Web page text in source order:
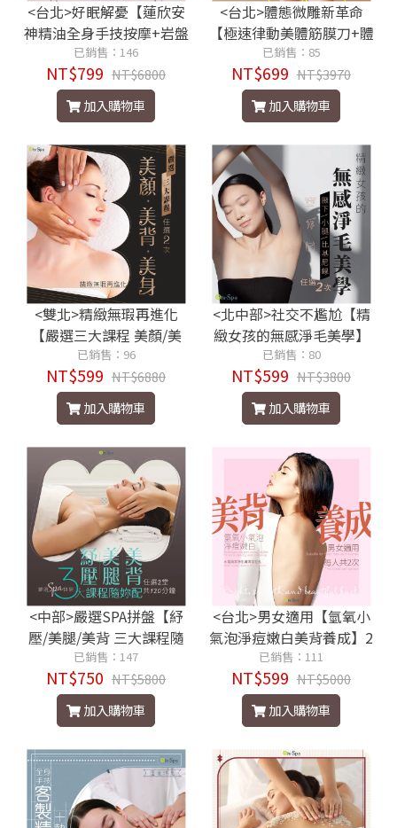
<台北>好眠解憂【蓮欣安
神精油全身手技按摩+岩盤
爆汗】130分鐘799元
已銷售：146
NT$799 NT$6800
加入購物車
<台北>體態微雕新革命
【極速律動美體筋膜刀+體
雕小熨斗】100分鐘699元
已銷售：85
NT$699 NT$3970
加入購物車
<雙北>精緻無瑕再進化
【嚴選三大課程 美顏/美
背/美身】任選2次599元
已銷售：96
NT$599 NT$6880
加入購物車
<北中部>社交不尷尬【精
緻女孩的無感淨毛美學】
腋下/比基尼線/小腿，任選
2次599元
已銷售：80
NT$599 NT$3800
加入購物車
<中部>嚴選SPA拼盤【紓
壓/美腿/美背 三大課程隨
妳配】任選2堂共120分鐘7
50元
已銷售：147
NT$750 NT$5800
加入購物車
<台北>男女適用【氫氧小
氣泡淨痘嫩白美背養成】2
次599元
已銷售：111
NT$599 NT$5000
加入購物車